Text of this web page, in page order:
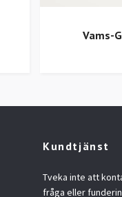
Vams-
Kundtjänst
Tveka inte att
fråga eller